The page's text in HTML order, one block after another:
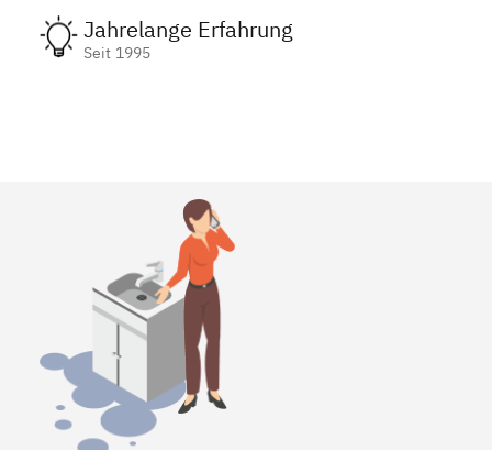
Jahrelange Erfahrung
Seit 1995